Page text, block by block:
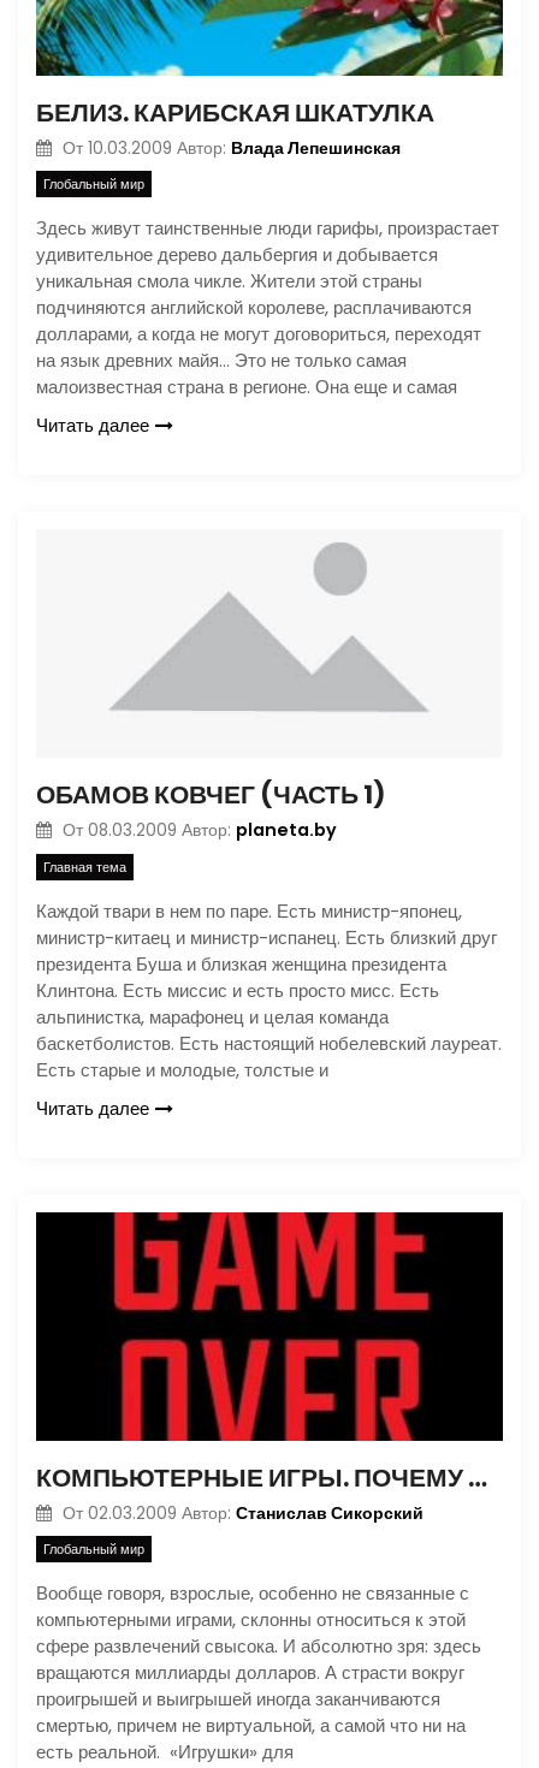
БЕЛИЗ. КАРИБСКАЯ ШКАТУЛКА
От 10.03.2009 Автор: Влада Лепешинская
Глобальный мир
Здесь живут таинственные люди гарифы, произрастает
удивительное дерево дальбергия и добывается
уникальная смола чикле. Жители этой страны
подчиняются английской королеве, расплачиваются
долларами, а когда не могут договориться, переходят
на язык древних майя… Это не только самая
малоизвестная страна в регионе. Она еще и самая
Читать далее
ОБАМОВ КОВЧЕГ (ЧАСТЬ 1)
От 08.03.2009 Автор: planeta.by
Главная тема
Каждой твари в нем по паре. Есть министр-японец,
министр-китаец и министр-испанец. Есть близкий друг
президента Буша и близкая женщина президента
Клинтона. Есть миссис и есть просто мисс. Есть
альпинистка, марафонец и целая команда
баскетболистов. Есть настоящий нобелевский лауреат.
Есть старые и молодые, толстые и
Читать далее
КОМПЬЮТЕРНЫЕ ИГРЫ. ПОЧЕМУ ПЕНТАГОН ТРАТИТ МИЛЛИОНЫ НА ИХ СОЗДАНИЕ?
От 02.03.2009 Автор: Станислав Сикорский
Глобальный мир
Вообще говоря, взрослые, особенно не связанные с
компьютерными играми, склонны относиться к этой
сфере развлечений свысока. И абсолютно зря: здесь
вращаются миллиарды долларов. А страсти вокруг
проигрышей и выигрышей иногда заканчиваются
смертью, причем не виртуальной, а самой что ни на
есть реальной. «Игрушки» для